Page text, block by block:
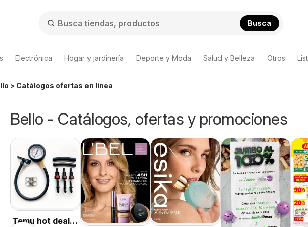
Busca
Electrónica Hogar y jardinería Deporte y Moda Salud y Belleza Otros
> Catálogos ofertas en línea
Bello - Catálogos, ofertas y promociones
Temu hot deals